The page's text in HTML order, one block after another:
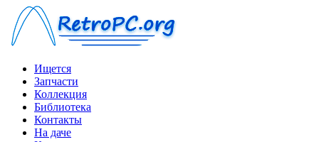
Ищется
Запчасти
Коллекция
Библиотека
Контакты
На даче